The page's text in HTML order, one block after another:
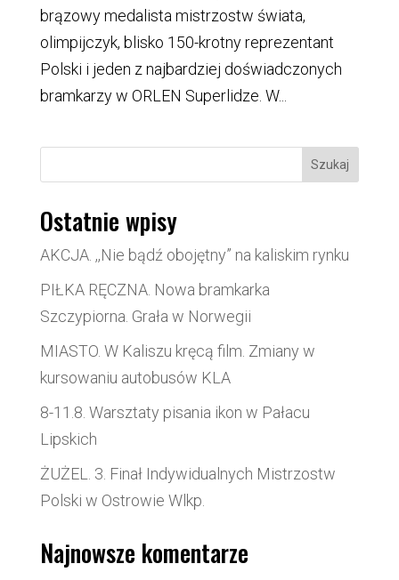
brązowy medalista mistrzostw świata,
olimpijczyk, blisko 150-krotny reprezentant
Polski i jeden z najbardziej doświadczonych
bramkarzy w ORLEN Superlidze. W...
Szukaj
Ostatnie wpisy
AKCJA. ,,Nie bądź obojętny” na kaliskim rynku
PIŁKA RĘCZNA. Nowa bramkarka
Szczypiorna. Grała w Norwegii
MIASTO. W Kaliszu kręcą film. Zmiany w
kursowaniu autobusów KLA
8-11.8. Warsztaty pisania ikon w Pałacu
Lipskich
ŻUŻEL. 3. Finał Indywidualnych Mistrzostw
Polski w Ostrowie Wlkp.
Najnowsze komentarze